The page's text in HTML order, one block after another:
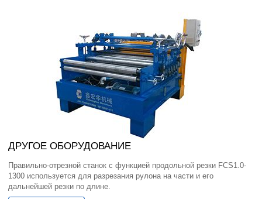
ДРУГОЕ ОБОРУДОВАНИЕ
Правильно-отрезной станок с функцией продольной резки FCS1.0-
1300 используется для разрезания рулона на части и его
дальнейшей резки по длине.